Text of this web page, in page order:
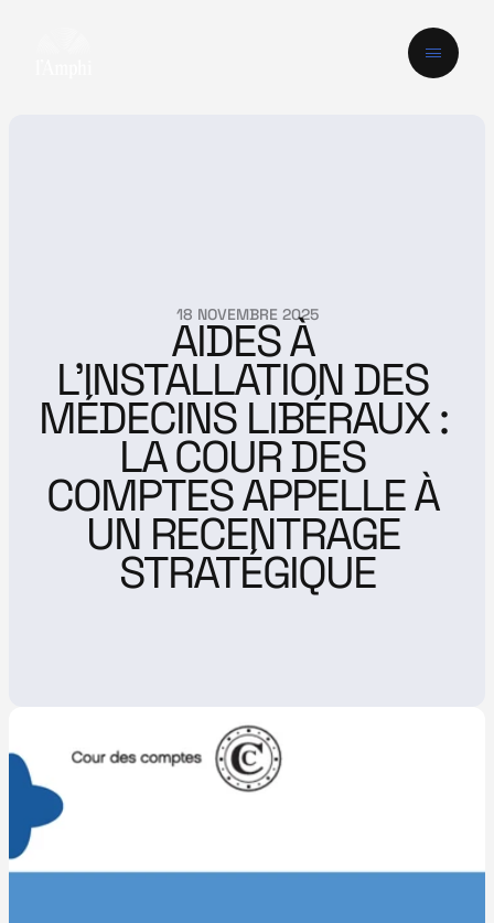
18 NOVEMBRE 2025
AIDES À
L’INSTALLATION DES
MÉDECINS LIBÉRAUX :
LA COUR DES
COMPTES APPELLE À
UN RECENTRAGE
STRATÉGIQUE